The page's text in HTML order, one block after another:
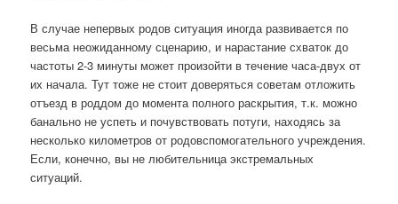
В случае непервых родов ситуация иногда развивается по
весьма неожиданному сценарию, и нарастание схваток до
частоты 2-3 минуты может произойти в течение часа-двух от
их начала. Тут тоже не стоит доверяться советам отложить
отъезд в роддом до момента полного раскрытия, т.к. можно
банально не успеть и почувствовать потуги, находясь за
несколько километров от родовспомогательного учреждения.
Если, конечно, вы не любительница экстремальных
ситуаций.